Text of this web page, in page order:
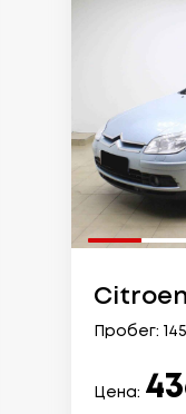
Пробег:
Цена: